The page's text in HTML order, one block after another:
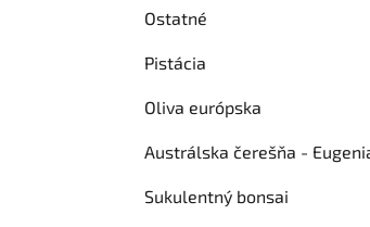
Ostatné
Pistácia
Oliva európska
Austrálska čerešňa -
Sukulentný bonsai